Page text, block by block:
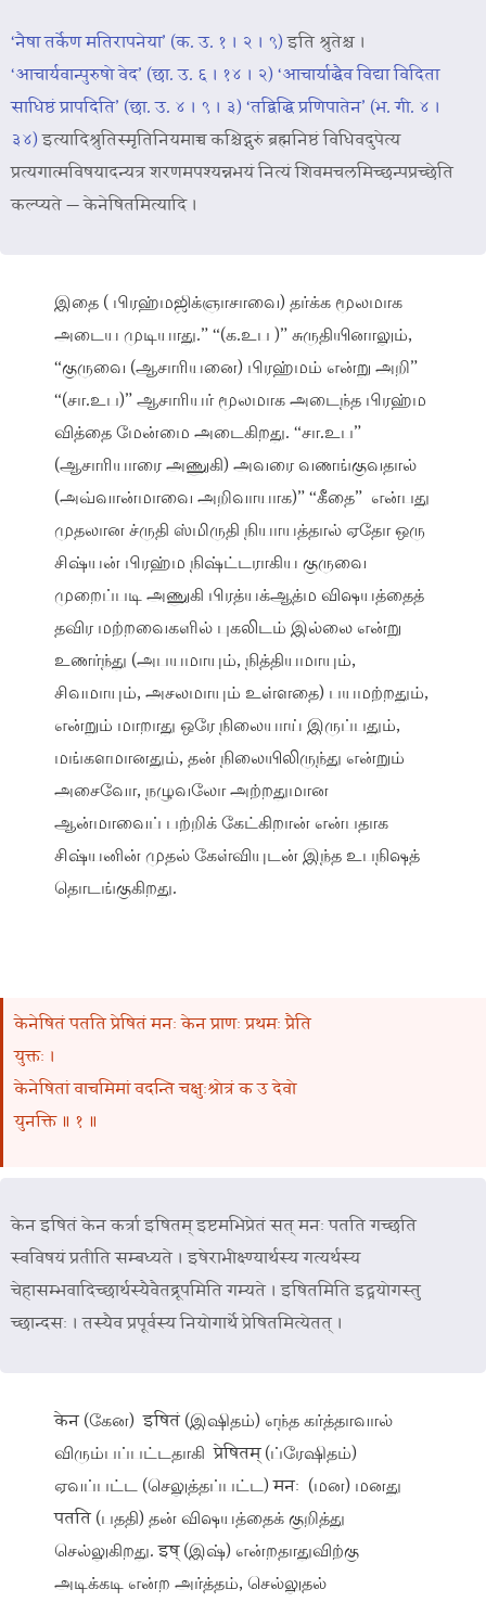
‘नैषा तर्केण मतिरापनेया’ (क. उ. १ । २ । ९) इति श्रुतेश्च ।
‘आचार्यवान्पुरुषो वेद’ (छा. उ. ६ । १४ । २) ‘आचार्याद्धैव विद्या विदिता
साधिष्ठं प्रापदिति’ (छा. उ. ४ । ९ । ३) ‘तद्विद्धि प्रणिपातेन’ (भ. गी. ४ ।
३४) इत्यादिश्रुतिस्मृतिनियमाच्च कश्चिद्गुरुं ब्रह्मनिष्ठं विधिवदुपेत्य
प्रत्यगात्मविषयादन्यत्र शरणमपश्यन्नभयं नित्यं शिवमचलमिच्छन्पप्रच्छेति
कल्प्यते — केनेषितमित्यादि ।
இதை ( பிரஹ்மஜிக்ஞாசாவை) தர்க்க மூலமாக
அடைய முடியாது.” “(க.உப )” சுருதியினாலும்,
“குருவை (ஆசாரியனை) பிரஹ்மம் என்று அறி”
“(சா.உப)” ஆசாரியர் மூலமாக அடைந்த பிரஹ்ம
வித்தை மேன்மை அடைகிறது. “சா.உப”
(ஆசாரியாரை அணுகி) அவரை வணங்குவதால்
(அவ்வான்மாவை அறிவாயாக)” “கீதை” என்பது
முதலான ச்ருதி ஸ்மிருதி நியாயத்தால் ஏதோ ஒரு
சிஷ்யன் பிரஹ்ம நிஷ்ட்டராகிய குருவை
முறைப்படி அணுகி பிரத்யக்ஆத்ம விஷயத்தைத்
தவிர மற்றவைகளில் புகலிடம் இல்லை என்று
உணர்ந்து (அபயமாயும், நித்தியமாயும்,
சிவமாயும், அசலமாயும் உள்ளதை) பயமற்றதும்,
என்றும் மாறாது ஒரே நிலையாய் இருப்பதும்,
மங்களமானதும், தன் நிலையிலிருந்து என்றும்
அசைவோ, நழுவலோ அற்றதுமான
ஆன்மாவைப் பற்றிக் கேட்கிறான் என்பதாக
சிஷ்யனின் முதல் கேள்வியுடன் இந்த உபநிஷத்
தொடங்குகிறது.
केनेषितं पतति प्रेषितं मनः केन प्राणः प्रथमः प्रैति
युक्तः ।
केनेषितां वाचमिमां वदन्ति चक्षुःश्रोत्रं क उ देवो
युनक्ति ॥ १ ॥
केन इषितं केन कर्त्रा इषितम् इष्टमभिप्रेतं सत् मनः पतति गच्छति
स्वविषयं प्रतीति सम्बध्यते । इषेराभीक्ष्ण्यार्थस्य गत्यर्थस्य
चेहासम्भवादिच्छार्थस्यैवैतद्रूपमिति गम्यते । इषितमिति इट्प्रयोगस्तु
च्छान्दसः । तस्यैव प्रपूर्वस्य नियोगार्थे प्रेषितमित्येतत् ।
केन (கேன) इषितं (இஷிதம்) எந்த கர்த்தாவால்
விரும்பப்பட்டதாகி प्रेषितम् (ப்ரேஷிதம்)
ஏவப்பட்ட (செலுத்தப்பட்ட) मनः (மன) மனது
पतति (பததி) தன் விஷயத்தைக் குறித்து
செல்லுகிறது. इष् (இஷ்) என்றதாதுவிற்கு
அடிக்கடி என்ற அர்த்தம், செல்லுதல்